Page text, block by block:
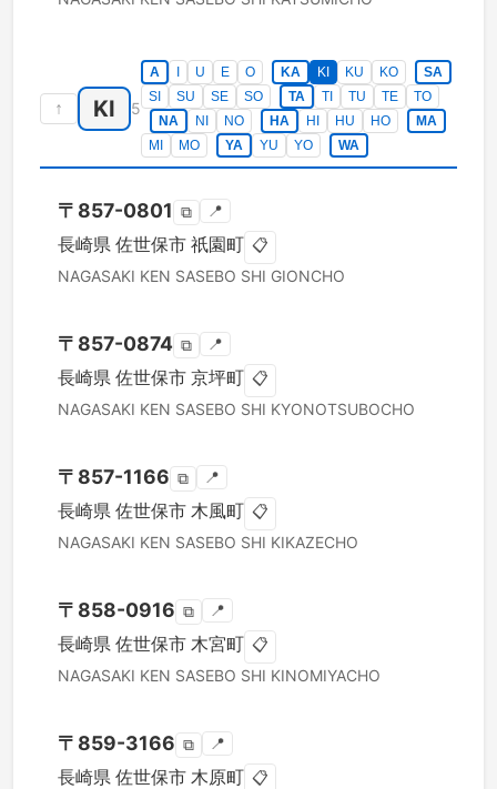
↑ KI 5
A U E O KA KI KU KO
SA
SI
SU SE SO TA TI TU TE
TO
NA
NI NO HA HI HU HO
MA
MI
MO YA YU YO WA
〒 857-0801 ⧉ 📍
長崎県 佐世保市 祇園町 📋
NAGASAKI KEN SASEBO SHI GIONCHO
〒 857-0874 ⧉ 📍
長崎県 佐世保市 京坪町 📋
NAGASAKI KEN SASEBO SHI KYONOTSUBOCHO
〒 857-1166 ⧉ 📍
長崎県 佐世保市 木風町 📋
NAGASAKI KEN SASEBO SHI KIKAZECHO
〒 858-0916 ⧉ 📍
長崎県 佐世保市 木宮町 📋
NAGASAKI KEN SASEBO SHI KINOMIYACHO
〒 859-3166 ⧉ 📍
長崎県 佐世保市 木原町 📋